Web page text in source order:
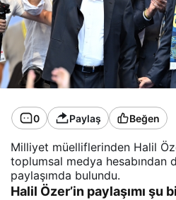
0 Paylaş Beğen
Milliyet müelliflerinden Halil
toplumsal medya hesabından
paylaşımda bulundu.
Halil Özer’in paylaşımı şu